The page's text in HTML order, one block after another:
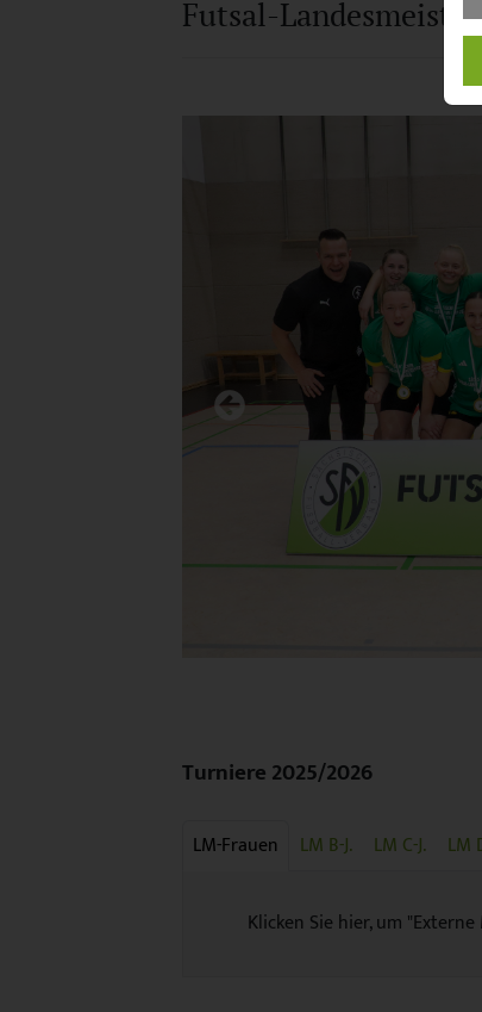
Futsal-
Turniere 2025/2026
LM-Frauen LM B-J. LM C-J. LM
Klicken Sie hier, um